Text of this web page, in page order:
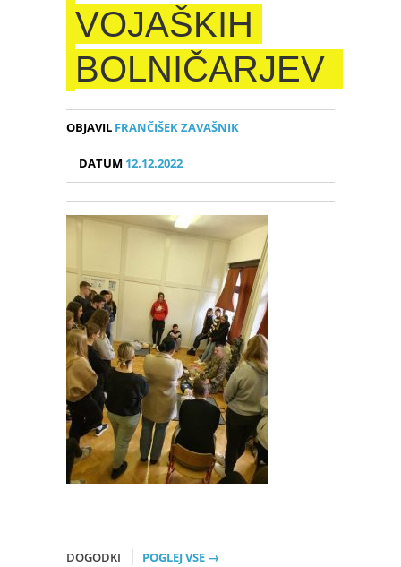
VOJAŠKIH
BOLNIČARJEV
OBJAVIL FRANČIŠEK ZAVAŠNIK
DATUM 12.12.2022
DOGODKI POGLEJ VSE →